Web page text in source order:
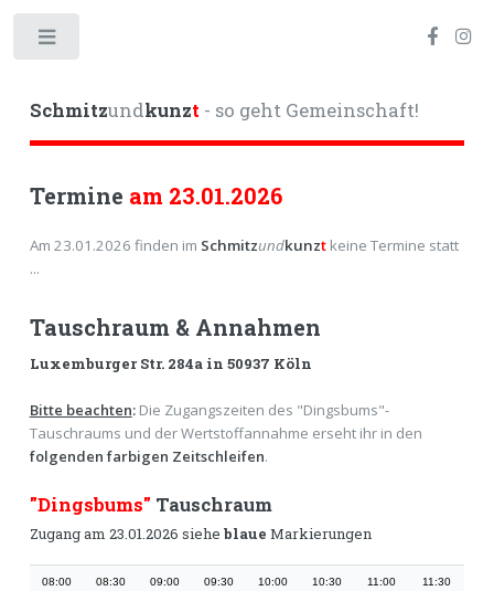
Schmitzundkunzt- so geht Gemeinschaft!
Termine am 23.01.2026
Am 23.01.2026 finden im Schmitzundkunzt keine Termine statt
...
Tauschraum & Annahmen
Luxemburger Str. 284a in 50937 Köln
Bitte beachten: Die Zugangszeiten des "Dingsbums"-
Tauschraums und der Wertstoffannahme erseht ihr in den
folgenden farbigen Zeitschleifen.
"Dingsbums" Tauschraum
Zugang am 23.01.2026 siehe blaue Markierungen
08:00
08:30
09:00
09:30
10:00
10:30
11:00
11:30